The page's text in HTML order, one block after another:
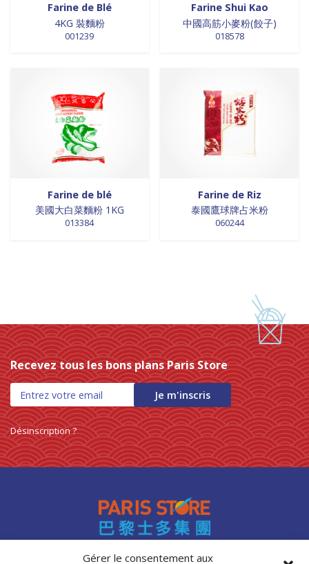
Gérer le consentement aux
Farine de Blé
4KG 裝麵粉
001239
Farine Shui Kao
中國高筋小麥粉(餃子)
018578
Farine de blé
美國大白菜麵粉 1KG
013384
Farine de Riz
泰國鷹球牌占米粉
060244
Recevez tous les bons plans Paris Store
Je m'inscris
Désinscription ?